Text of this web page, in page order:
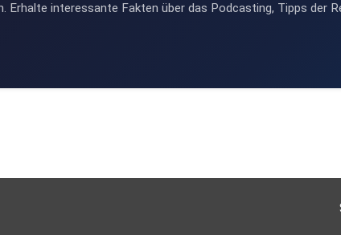
Erhalte interessante Fakten über das Podcasting, Tipps der